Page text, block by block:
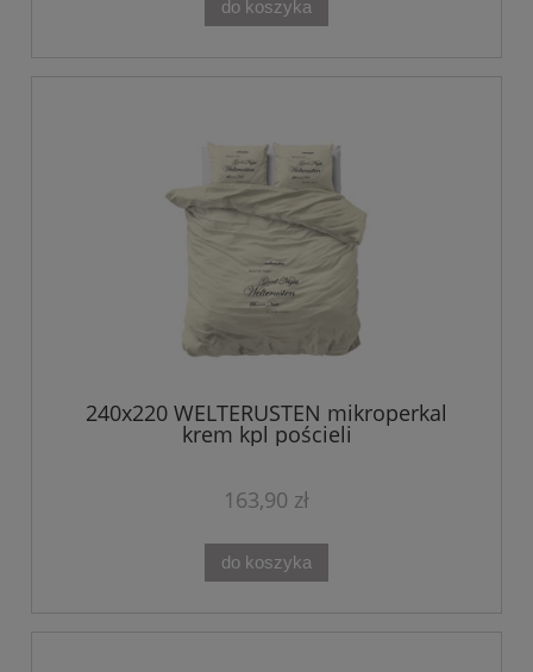
do koszyka
240x220 WELTERUSTEN mikroperkal
krem kpl pościeli
163,90 zł
do koszyka